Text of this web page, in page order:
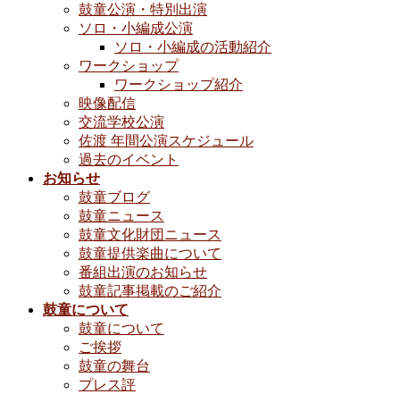
鼓童公演・特別出演
ソロ・小編成公演
ソロ・小編成の活動紹介
ワークショップ
ワークショップ紹介
映像配信
交流学校公演
佐渡 年間公演スケジュール
過去のイベント
お知らせ
鼓童ブログ
鼓童ニュース
鼓童文化財団ニュース
鼓童提供楽曲について
番組出演のお知らせ
鼓童記事掲載のご紹介
鼓童について
鼓童について
ご挨拶
鼓童の舞台
プレス評